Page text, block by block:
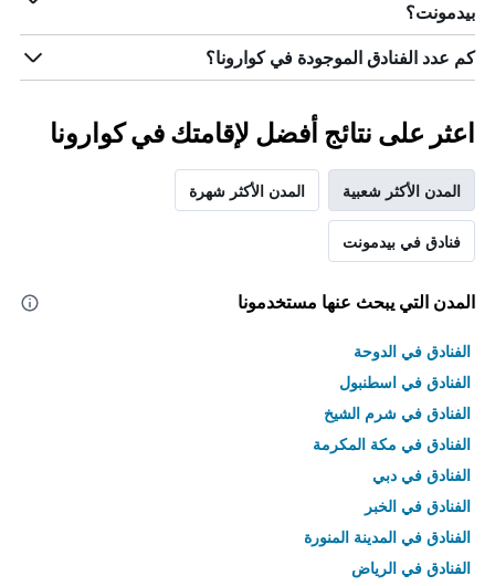
بيدمونت؟
كم عدد الفنادق الموجودة في كوارونا؟
اعثر على نتائج أفضل لإقامتك في كوارونا
المدن الأكثر شعبية المدن الأكثر شهرة
فنادق في بيدمونت
المدن التي يبحث عنها مستخدمونا
الفنادق في الدوحة
الفنادق في اسطنبول
الفنادق في شرم الشيخ
الفنادق في مكة المكرمة
الفنادق في دبي
الفنادق في الخبر
الفنادق في المدينة المنورة
الفنادق في الرياض